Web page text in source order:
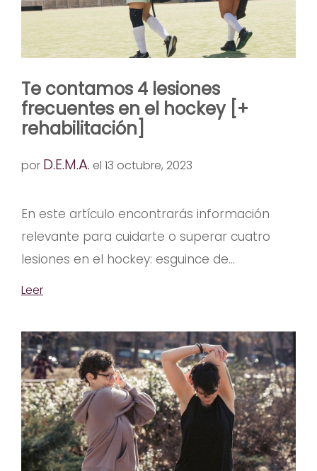
Te contamos 4 lesiones
frecuentes en el hockey [+
rehabilitación]
por D.E.M.A. el 13 octubre, 2023
En este artículo encontrarás información
relevante para cuidarte o superar cuatro
lesiones en el hockey: esguince de...
Leer